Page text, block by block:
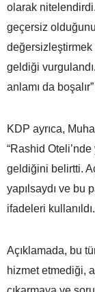
olarak
geçersiz
değersizleştirmek
geldiği
anlamı da
KDP ayrıca,
“Rashid
geldiğini belirtti.
yapılsaydı ve bu
ifadeleri kullanıldı.
Açıklamada, bu
hizmet etmediği,